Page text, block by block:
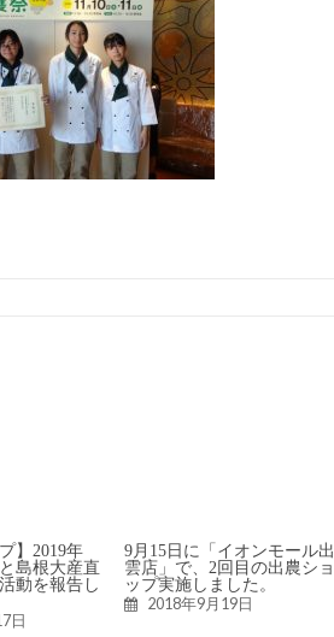
】2019年
島根大産直
動を報告し
日
9月15日に「イオンモール出
雲店」で、2回目の出農ショ
ップ実施しました。
2018年9月19日